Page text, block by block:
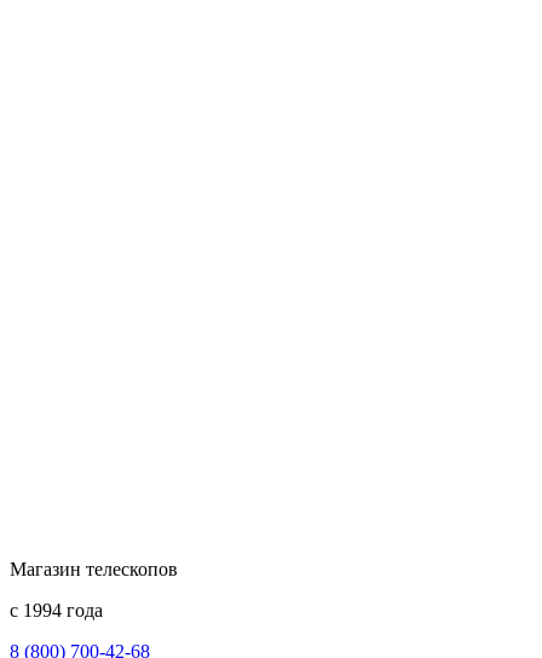
Магазин телескопов
с 1994 года
8 (800) 700-42-68